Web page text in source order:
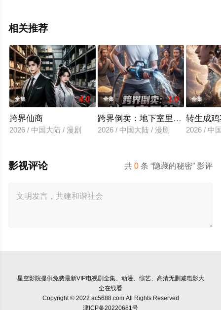
相关推荐
全集 4.0
跨界仙商
2026 / 中国大陆 / 漫剧
全集 1.0
跨界倒卖：地下室里的幕后神明
2026 / 中国大陆 / 漫剧
全集
转生成
2026 / 中
共0 条 “隐藏的秘密” 影评
影视评论
星空影院提供免费最新VIP电视剧全集、动漫、综艺、高清无删减电影大
全在线看
Copyright © 2022 ac5688.com All Rights Reserved
津ICP备20220681号